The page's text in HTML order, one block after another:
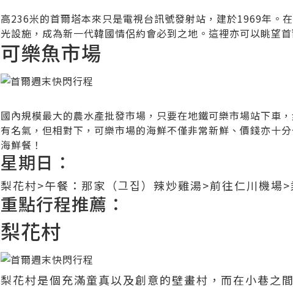
高236米的首爾塔本來只是電視台訊號發射站，建於1969年。
光設施，成為新一代韓國情侶約會必到之地。這裡亦可以眺望
可樂魚市場
國內規模最大的農水產批發市場，只要在地鐵可樂市場站下車
有名氣，但相對下，可樂市場的海鮮不僅非常新鮮、價錢亦十
海鮮餐！
星期日：
梨花村>午餐：那家（그집）辣炒雞湯>前往仁川機場
重點行程推薦：
梨花村
梨花村是個充滿童真以及創意的壁畫村，而在小巷之